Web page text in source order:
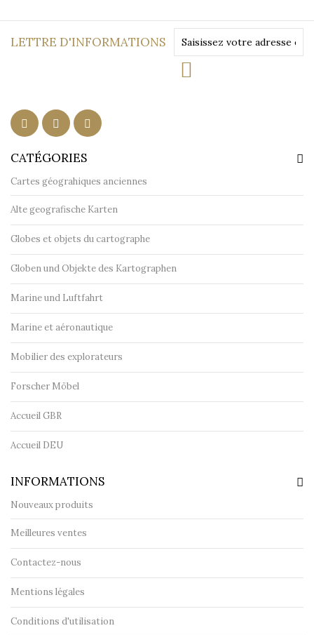
LETTRE D'INFORMATIONS
CATÉGORIES
Cartes géograhiques anciennes
Alte geografische Karten
Globes et objets du cartographe
Globen und Objekte des Kartographen
Marine und Luftfahrt
Marine et aéronautique
Mobilier des explorateurs
Forscher Möbel
Accueil GBR
Accueil DEU
INFORMATIONS
Nouveaux produits
Meilleures ventes
Contactez-nous
Mentions légales
Conditions d'utilisation